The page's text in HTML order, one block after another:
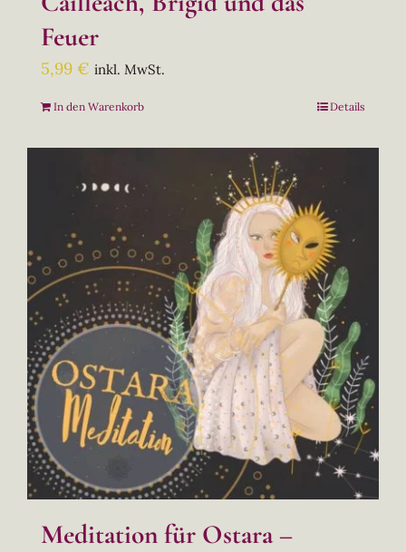
Feuer
5,99 € inkl. MwSt.
In den Warenkorb Details
Meditation für Ostara –